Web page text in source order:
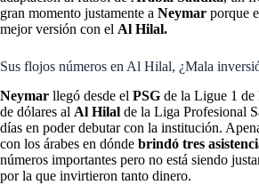
gran momento justamente a Neymar porque
mejor versión con el Al Hilal.
Sus flojos números en Al Hilal, ¿Mala
Neymar llegó desde el PSG de la Ligue 1 de
de dólares al Al Hilal de la Liga Profesional
días en poder debutar con la institución.
con los árabes en dónde brindó tres
números importantes pero no está siendo
por la que invirtieron tanto dinero.